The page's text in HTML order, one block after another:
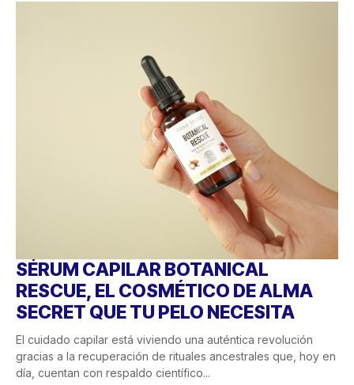
SÉRUM CAPILAR BOTANICAL
RESCUE, EL COSMÉTICO DE ALMA
SECRET QUE TU PELO NECESITA
El cuidado capilar está viviendo una auténtica revolución
gracias a la recuperación de rituales ancestrales que, hoy en
día, cuentan con respaldo científico...